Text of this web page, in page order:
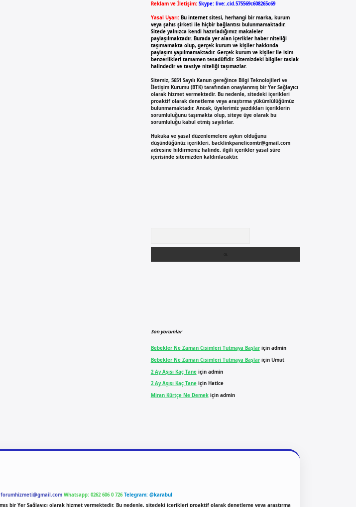
Reklam ve İletişim: Skype: live:.cid.575569c608265c69
Yasal Uyarı: Bu internet sitesi, herhangi bir marka, kurum
veya şahıs şirketi ile hiçbir bağlantısı bulunmamaktadır.
Sitede yalnızca kendi hazırladığımız makaleler
paylaşılmaktadır. Burada yer alan içerikler haber niteliği
taşımamakta olup, gerçek kurum ve kişiler hakkında
paylaşım yapılmamaktadır. Gerçek kurum ve kişiler ile isim
benzerlikleri tamamen tesadüfidir. Sitemizdeki bilgiler taslak
halindedir ve tavsiye niteliği taşımazlar.
Sitemiz, 5651 Sayılı Kanun gereğince Bilgi Teknolojileri ve
İletişim Kurumu (BTK) tarafından onaylanmış bir Yer Sağlayıcı
olarak hizmet vermektedir. Bu nedenle, sitedeki içerikleri
proaktif olarak denetleme veya araştırma yükümlülüğümüz
bulunmamaktadır. Ancak, üyelerimiz yazdıkları içeriklerin
sorumluluğunu taşımakta olup, siteye üye olarak bu
sorumluluğu kabul etmiş sayılırlar.
Hukuka ve yasal düzenlemelere aykırı olduğunu
düşündüğünüz içerikleri, backlinkpanelicomtr@gmail.com
adresine bildirmeniz halinde, ilgili içerikler yasal süre
içerisinde sitemizden kaldırılacaktır.
Son yorumlar
Bebekler Ne Zaman Cisimleri Tutmaya Başlariçin admin
Bebekler Ne Zaman Cisimleri Tutmaya Başlariçin Umut
2 Ay Aşısı Kaç Taneiçin admin
2 Ay Aşısı Kaç Taneiçin Hatice
Miran Kürtçe Ne Demekiçin admin
forumhizmeti@gmail.com Whatsapp: 0262 606 0 726 Telegram: @karabul
bir Yer Sağlayıcı olarak hizmet vermektedir. Bu nedenle, sitedeki içerikleri proaktif olarak denetleme veya araştırma